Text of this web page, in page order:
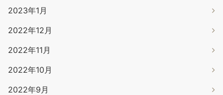
2023年1月
2022年12月
2022年11月
2022年10月
2022年9月